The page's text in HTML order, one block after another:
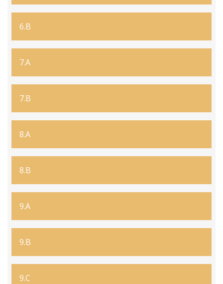
8893-zszizkovamalastranalstekyz.jpg
6.B
7.A
7.B
8.A
8.B
9.A
9.B
9.C